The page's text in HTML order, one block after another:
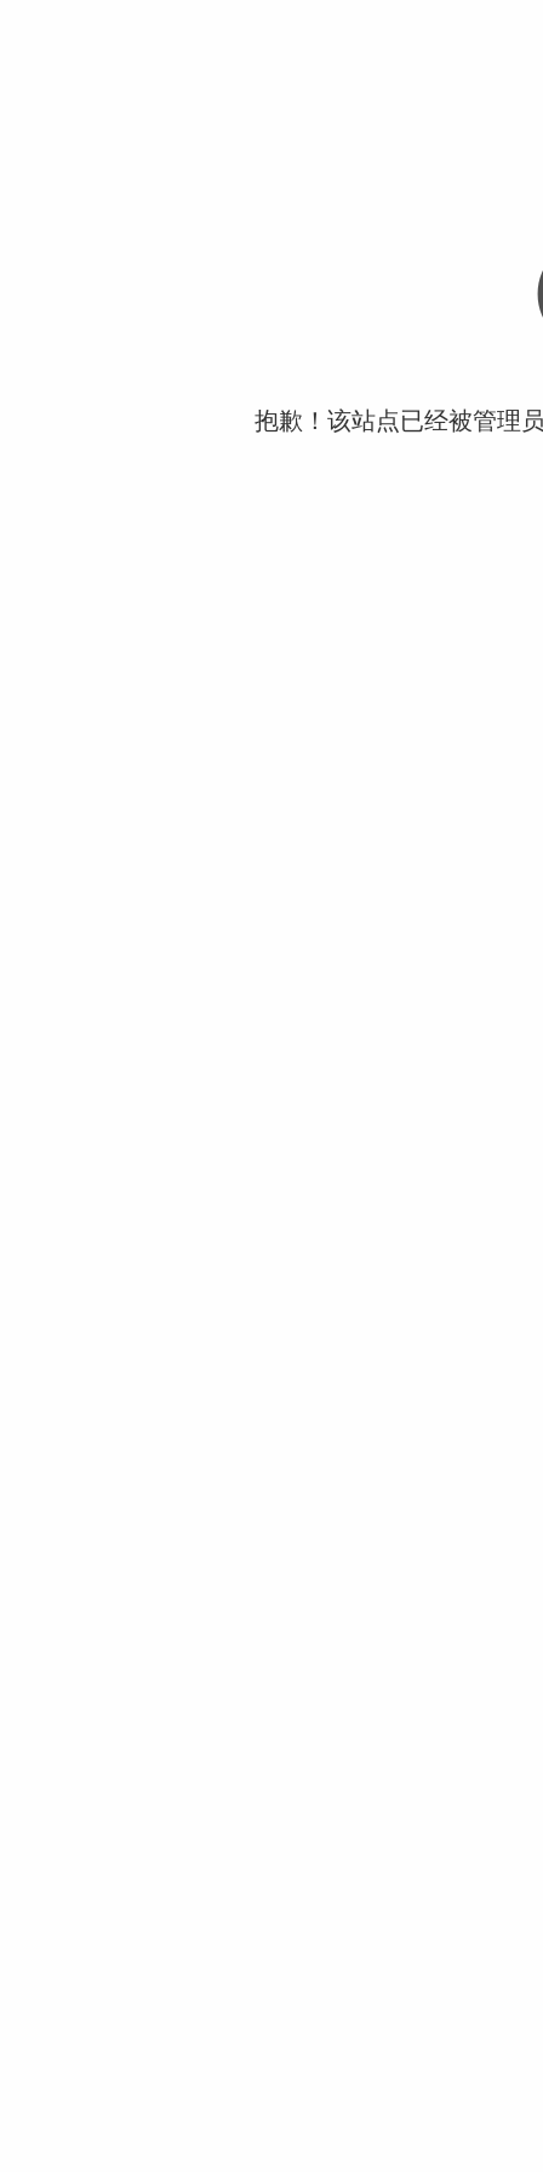
抱歉！该站点已经被管理